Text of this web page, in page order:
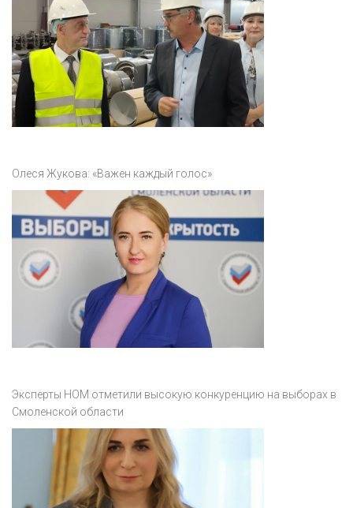
Олеся Жукова: «Важен каждый голос»
Эксперты НОМ отметили высокую конкуренцию на выборах в
Смоленской области